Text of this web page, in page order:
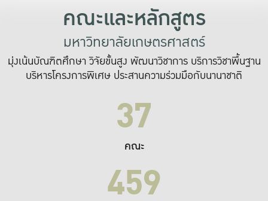
คณะและหลักสูตร
มหาวิทยาลัยเกษตรศาสตร์
มุ่งเน้นบัณฑิตศึกษา วิจัยขั้นสูง พัฒนาวิชาการ บริการวิชาพื้นฐาน
บริหารโครงการพิเศษ ประสานความร่วมมือกับนานาชาติ
37
คณะ
459